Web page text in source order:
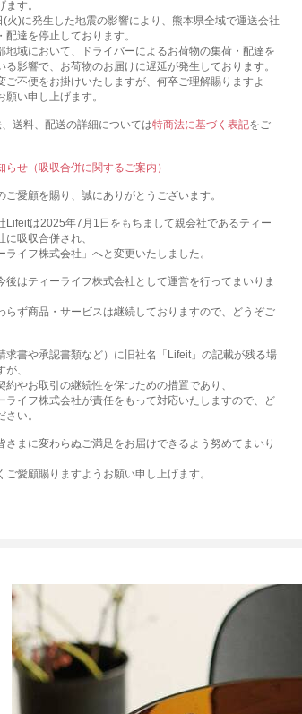
す。
火)に発生した地震の影響により、熊本県全域で運送会社
配達を停止しております。
地域において、ドライバーによるお荷物の集荷・配達を
る影響で、お荷物のお届けに遅延が発生しております。
ご不便をお掛けいたしますが、何卒ご理解賜りますよ
願い申し上げます。
送料、配送の詳細については特商法に基づく表記をご
らせ（吸収合併に関するご案内）
ご愛顧を賜り、誠にありがとうございます。
Lifeitは2025年7月1日をもちまして親会社であるティー
に吸収合併され、
ライフ株式会社」へと変更いたしました。
後はティーライフ株式会社として運営を行ってまいりま
らず商品・サービスは継続しておりますので、どうぞご
求書や承認書類など）に旧社名「Lifeit」の記載が残る場
、
約やお取引の継続性を保つための措置であり、
ライフ株式会社が責任をもって対応いたしますので、ど
さい。
さまに変わらぬご満足をお届けできるよう努めてまいり
ご愛顧賜りますようお願い申し上げます。